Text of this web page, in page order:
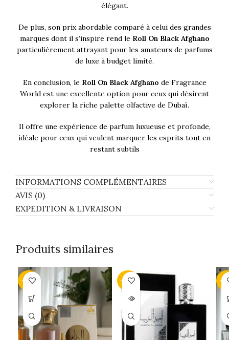
élégant.
De plus, son prix abordable comparé à celui des grandes
marques dont il s’inspire rend le Roll On Black Afghano
particulièrement attrayant pour les amateurs de parfums
de luxe à budget limité.
En conclusion, le Roll On Black Afghano de Fragrance
World est une excellente option pour ceux qui désirent
explorer la riche palette olfactive de Dubaï.
Il offre une expérience de parfum luxueuse et profonde,
idéale pour ceux qui veulent marquer les esprits tout en
restant subtils
INFORMATIONS COMPLÉMENTAIRES
AVIS (0)
EXPEDITION & LIVRAISON
Produits similaires
-29% -20%
SOLD
-